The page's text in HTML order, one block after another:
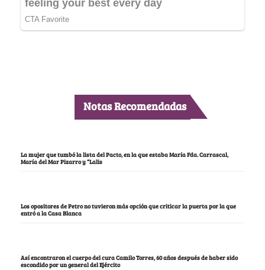
Notas Recomendadas
La mujer que tumbó la lista del Pacto, en la que estaba María Fda. Carrascal,
María del Mar Pizarro y “Lalis
Los opositores de Petro no tuvieron más opción que criticar la puerta por la que
entró a la Casa Blanca
Así encontraron el cuerpo del cura Camilo Torres, 60 años después de haber sido
escondido por un general del Ejército